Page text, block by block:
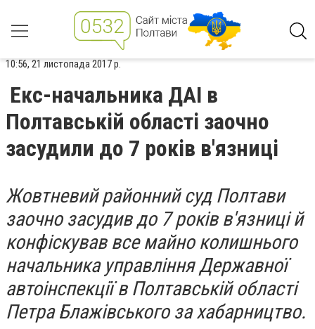
10:56, 21 листопада 2017 р.
Екс-начальника ДАІ в
Полтавській області заочно
засудили до 7 років в'язниці
Жовтневий районний суд Полтави
заочно засудив до 7 років в'язниці й
конфіскував все майно колишнього
начальника управління Державної
автоінспекції в Полтавській області
Петра Блажівського за хабарництво.